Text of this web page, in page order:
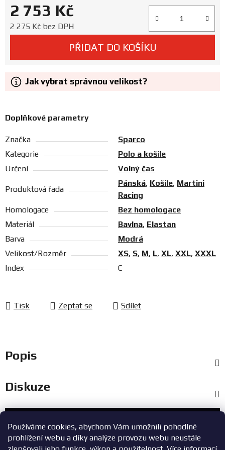
Používáme cookies, abychom Vám umožnili pohodlné
prohlížení webu a díky analýze provozu webu neustále
Prodejny
2 753 Kč
2 275 Kč bez DPH
PŘIDAT DO KOŠÍKU
Jak vybrat správnou velikost?
Doplňkové parametry
Značka
Sparco
Kategorie
Polo a košile
Určení
Volný čas
Produktová řada
Pánská, Košile, Martini
Racing
Homologace
Bez homologace
Materiál
Bavlna, Elastan
Barva
Modrá
Velikost/Rozměr
XS, S, M, L, XL, XXL, XXXL
Index
C
Tisk Zeptat se Sdílet
Popis
Diskuze
Zákaznický servis
+420 603 785 748